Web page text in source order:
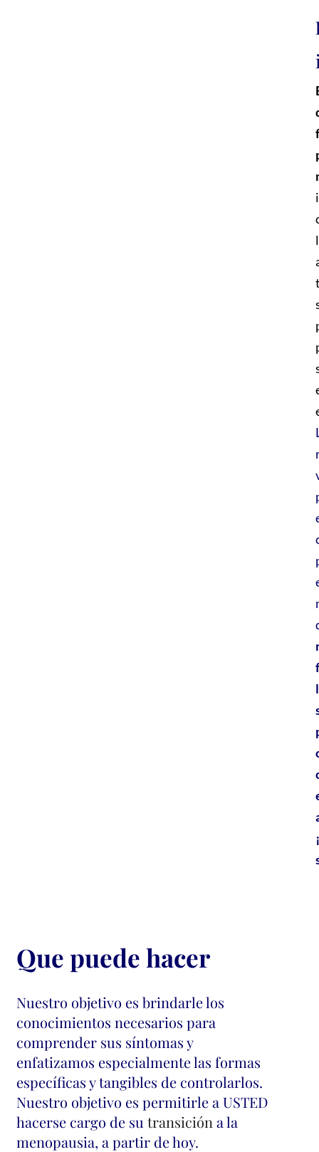
Que puede hacer
Nuestro objetivo es brindarle los
conocimientos necesarios para
comprender sus síntomas y
enfatizamos especialmente las formas
específicas y tangibles de controlarlos.
Nuestro objetivo es permitirle a USTED
hacerse cargo de su transición a la
menopausia, a partir de hoy.